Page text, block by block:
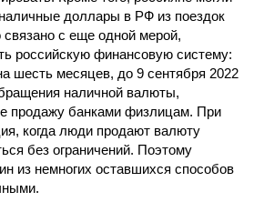
доллары в РФ из поездок
с еще одной мерой,
российскую финансовую систему:
шесть месяцев, до 9 сентября 2022
наличной валюты,
продажу банками физлицам. При
когда люди продают валюту
без ограничений. Поэтому
из немногих оставшихся способов